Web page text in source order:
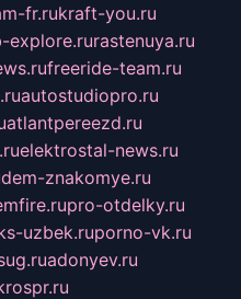
fr.rukraft-you.ru
explore.rurastenuya.ru
freeride-team.ru
autostudiopro.ru
atlantpereezd.ru
elektrostal-news.ru
znakomye.ru
pro-otdelky.ru
uzbek.ruporno-vk.ru
adonyev.ru